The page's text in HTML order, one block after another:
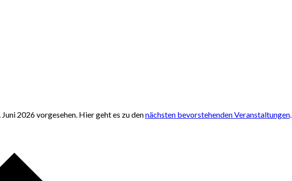
2026 vorgesehen. Hier geht es zu dennächsten bevorstehenden Veranstaltungen.